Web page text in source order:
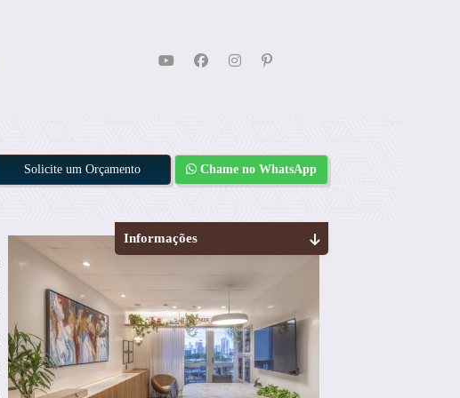
Solicite um Orçamento Chame no WhatsApp
Informações